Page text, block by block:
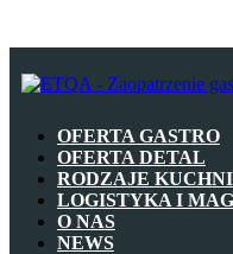
OFERTA GASTRO
OFERTA DETAL
RODZAJE KUCHNI
LOGISTYKA I
O NAS
NEWS